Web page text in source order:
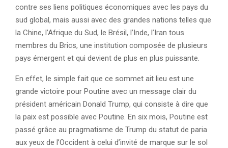
contre ses liens politiques économiques avec les pays du
sud global, mais aussi avec des grandes nations telles que
la Chine, l’Afrique du Sud, le Brésil, l’Inde, l’Iran tous
membres du Brics, une institution composée de plusieurs
pays émergent et qui devient de plus en plus puissante.
En effet, le simple fait que ce sommet ait lieu est une
grande victoire pour Poutine avec un message clair du
président américain Donald Trump, qui consiste à dire que
la paix est possible avec Poutine. En six mois, Poutine est
passé grâce au pragmatisme de Trump du statut de paria
aux yeux de l’Occident à celui d’invité de marque sur le sol